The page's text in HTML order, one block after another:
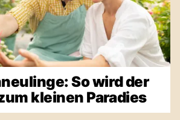
So wird der
kleinen Paradies